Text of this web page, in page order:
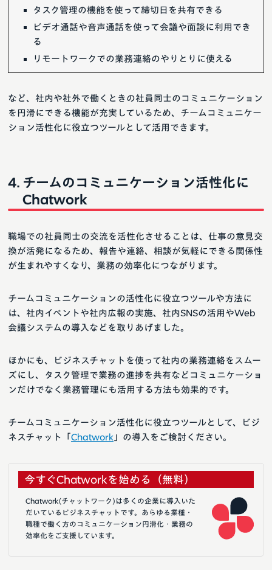
タスク管理の機能を使って締切日を共有できる
ビデオ通話や音声通話を使って会議や面談に利用でき
る
リモートワークでの業務連絡のやりとりに使える
など、社内や社外で働くときの社員同士のコミュニケーション
を円滑にできる機能が充実しているため、チームコミュニケー
ション活性化に役立つツールとして活用できます。
チームのコミュニケーション活性化に
Chatwork
職場での社員同士の交流を活性化させることは、仕事の意見交
換が活発になるため、報告や連絡、相談が気軽にできる関係性
が生まれやすくなり、業務の効率化につながります。
チームコミュニケーションの活性化に役立つツールや方法に
は、社内イベントや社内広報の実施、社内SNSの活用やWeb
会議システムの導入などを取りあげました。
ほかにも、ビジネスチャットを使って社内の業務連絡をスムー
ズにし、タスク管理で業務の進捗を共有などコミュニケーショ
ンだけでなく業務管理にも活用する方法も効果的です。
チームコミュニケーション活性化に役立つツールとして、ビジ
ネスチャット「 Chatwork 」の導入をご検討ください。
今すぐChatworkを始める（無料）
Chatwork(チャットワーク)は多くの企業に導入いた
だいているビジネスチャットです。あらゆる業種・
職種で働く方のコミュニケーション円滑化・業務の
効率化をご支援しています。